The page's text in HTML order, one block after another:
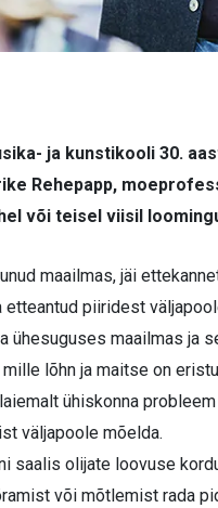
ja kunstikooli 30.
Rehepapp,
või teisel viisil
maailmas, jäi
piiridest
ühesuguses maailmas ja
lõhn ja maitse on
ühiskonna
väljapoole mõelda.
saalis olijate loovuse
või mõtlemist rada